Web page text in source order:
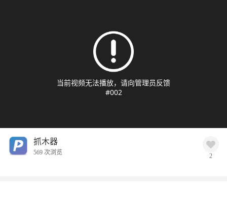
当前视频无法播放，请向管理员反馈
#002
抓木器
569 次浏览 2